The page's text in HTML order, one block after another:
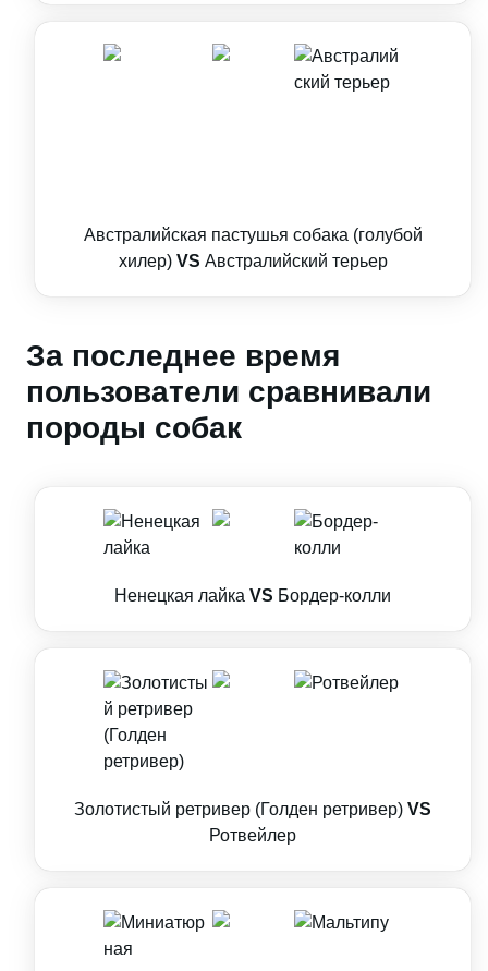
Австралийская пастушья собака (голубой
хилер) VS Австралийский терьер
За последнее время
пользователи сравнивали
породы собак
Ненецкая лайка VS Бордер-колли
Золотистый ретривер (Голден ретривер) VS
Ротвейлер